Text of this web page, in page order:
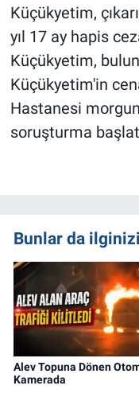
Küçükyetim,
yıl 17 ay hapis
Küçükyetim,
Küçükyetim'in
Hastanesi
soruşturma
Bunlar da
Alev Topuna Dönen
Kamerada